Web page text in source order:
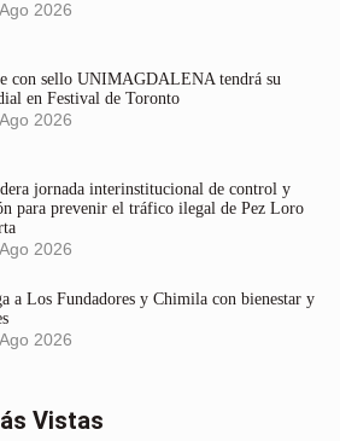
2026
con sello UNIMAGDALENA tendrá su
en Festival de Toronto
2026
jornada interinstitucional de control y
para prevenir el tráfico ilegal de Pez Loro
2026
a Los Fundadores y Chimila con bienestar y
2026
Vistas